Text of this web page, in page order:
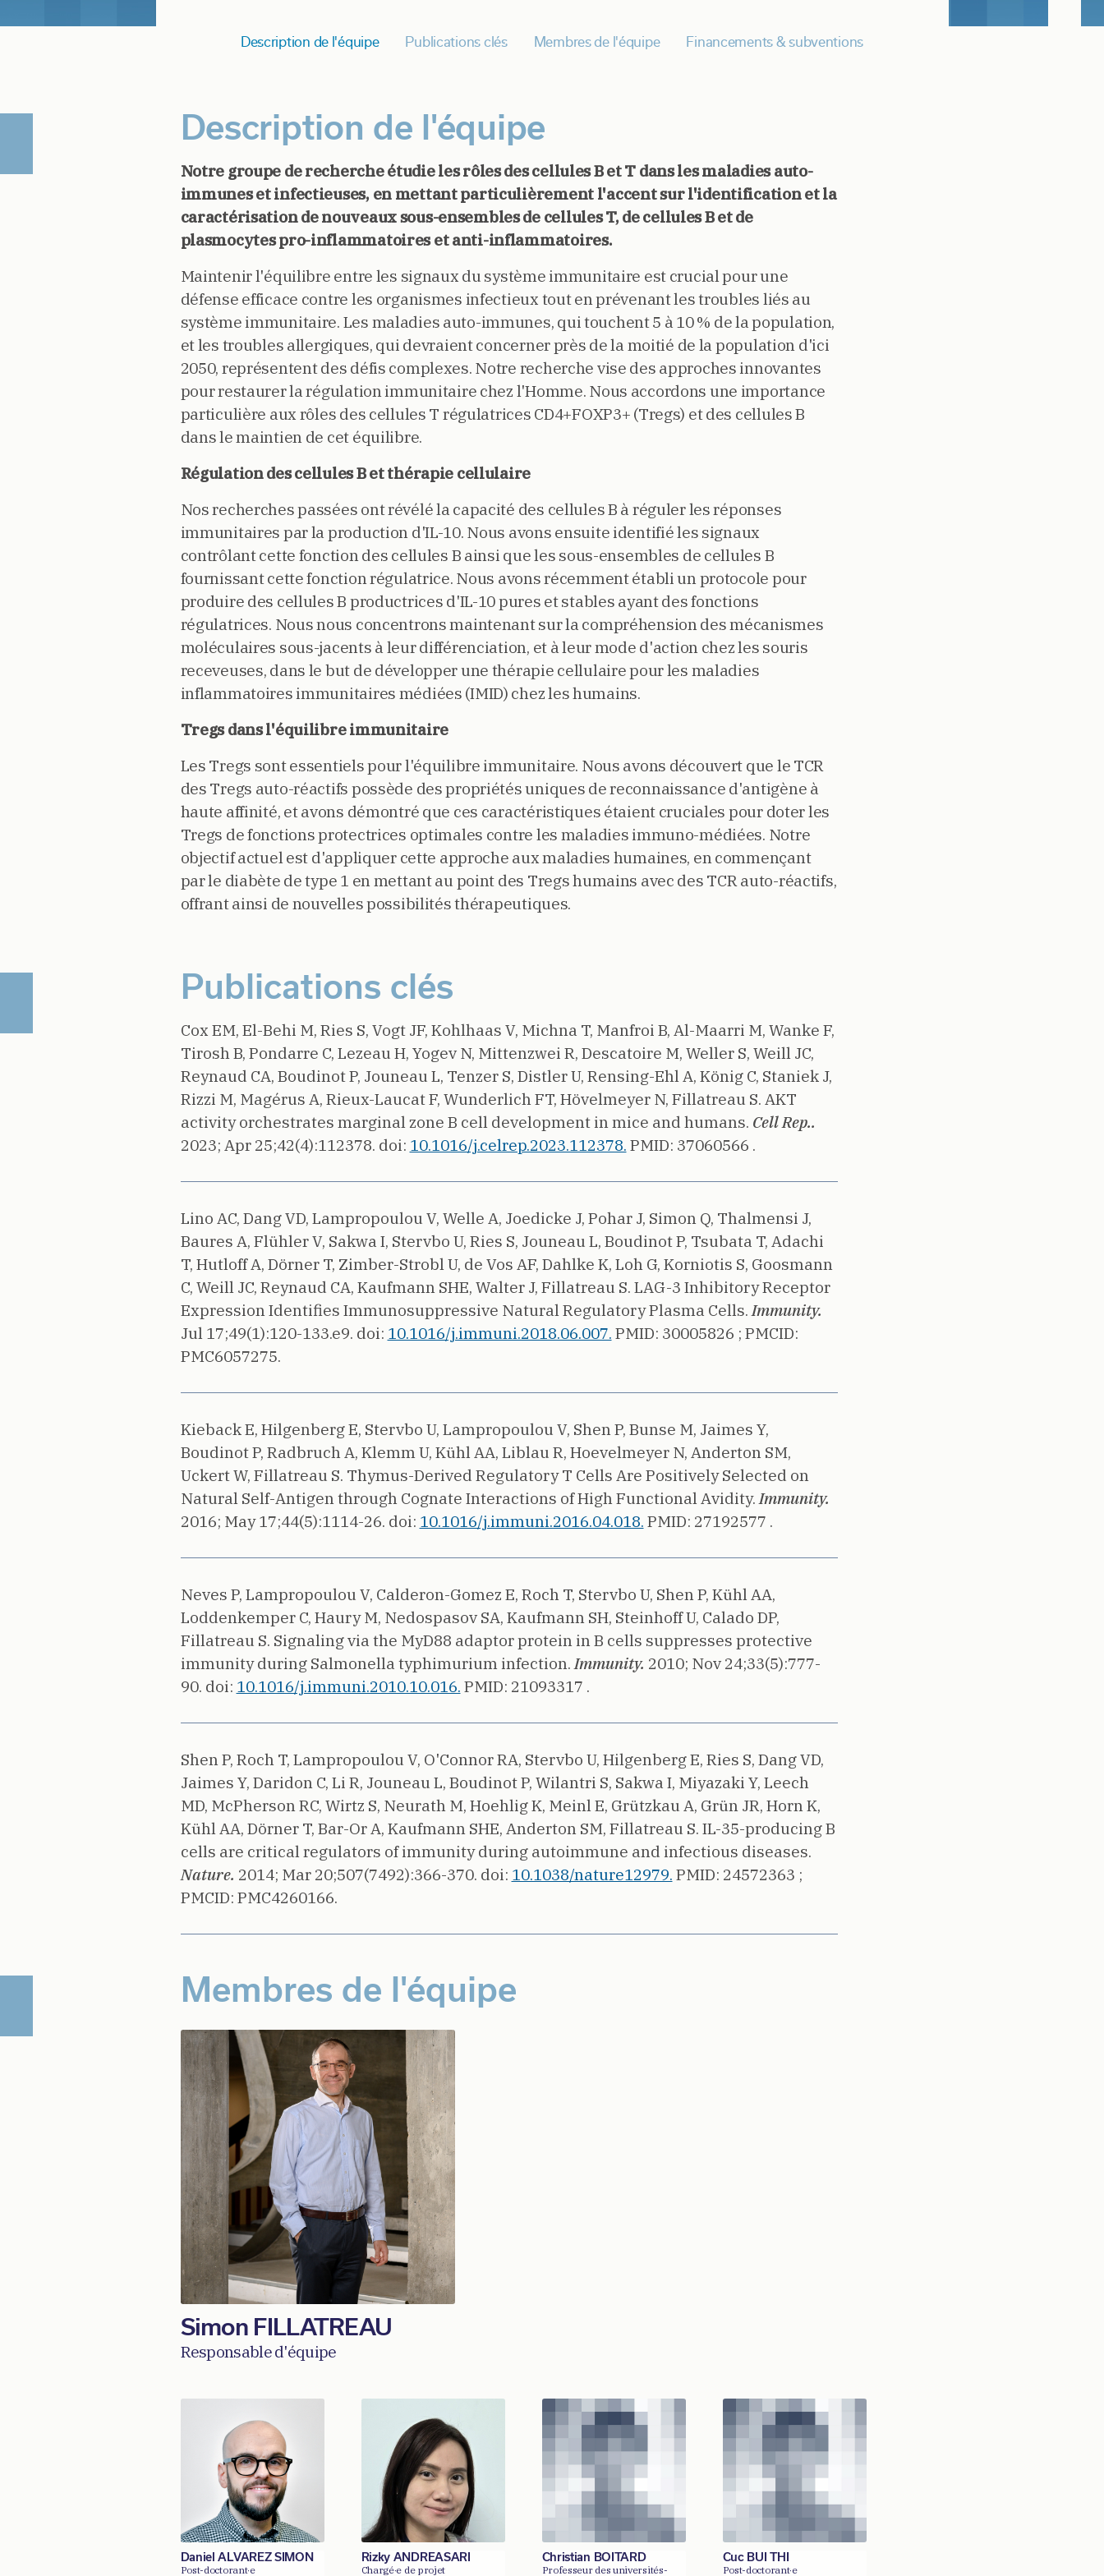
Description de l'équipe Publications clés Membres de l'équipe Financements & subventions
Description de l'équipe
Notre groupe de recherche étudie les rôles des cellules B et T dans les maladies auto-
immunes et infectieuses, en mettant particulièrement l'accent sur l'identification et la
caractérisation de nouveaux sous-ensembles de cellules T, de cellules B et de
plasmocytes pro-inflammatoires et anti-inflammatoires.
Maintenir l'équilibre entre les signaux du système immunitaire est crucial pour une
défense efficace contre les organismes infectieux tout en prévenant les troubles liés au
système immunitaire. Les maladies auto-immunes, qui touchent 5 à 10 % de la population,
et les troubles allergiques, qui devraient concerner près de la moitié de la population d'ici
2050, représentent des défis complexes. Notre recherche vise des approches innovantes
pour restaurer la régulation immunitaire chez l'Homme. Nous accordons une importance
particulière aux rôles des cellules T régulatrices CD4+FOXP3+ (Tregs) et des cellules B
dans le maintien de cet équilibre.
Régulation des cellules B et thérapie cellulaire
Nos recherches passées ont révélé la capacité des cellules B à réguler les réponses
immunitaires par la production d'IL-10. Nous avons ensuite identifié les signaux
contrôlant cette fonction des cellules B ainsi que les sous-ensembles de cellules B
fournissant cette fonction régulatrice. Nous avons récemment établi un protocole pour
produire des cellules B productrices d'IL-10 pures et stables ayant des fonctions
régulatrices. Nous nous concentrons maintenant sur la compréhension des mécanismes
moléculaires sous-jacents à leur différenciation, et à leur mode d'action chez les souris
receveuses, dans le but de développer une thérapie cellulaire pour les maladies
inflammatoires immunitaires médiées (IMID) chez les humains.
Tregs dans l'équilibre immunitaire
Les Tregs sont essentiels pour l'équilibre immunitaire. Nous avons découvert que le TCR
des Tregs auto-réactifs possède des propriétés uniques de reconnaissance d'antigène à
haute affinité, et avons démontré que ces caractéristiques étaient cruciales pour doter les
Tregs de fonctions protectrices optimales contre les maladies immuno-médiées. Notre
objectif actuel est d'appliquer cette approche aux maladies humaines, en commençant
par le diabète de type 1 en mettant au point des Tregs humains avec des TCR auto-réactifs,
offrant ainsi de nouvelles possibilités thérapeutiques.
Publications clés
Cox EM, El-Behi M, Ries S, Vogt JF, Kohlhaas V, Michna T, Manfroi B, Al-Maarri M, Wanke F,
Tirosh B, Pondarre C, Lezeau H, Yogev N, Mittenzwei R, Descatoire M, Weller S, Weill JC,
Reynaud CA, Boudinot P, Jouneau L, Tenzer S, Distler U, Rensing-Ehl A, König C, Staniek J,
Rizzi M, Magérus A, Rieux-Laucat F, Wunderlich FT, Hövelmeyer N, Fillatreau S. AKT
activity orchestrates marginal zone B cell development in mice and humans. Cell Rep..
2023; Apr 25;42(4):112378. doi: 10.1016/j.celrep.2023.112378. PMID: 37060566 .
Lino AC, Dang VD, Lampropoulou V, Welle A, Joedicke J, Pohar J, Simon Q, Thalmensi J,
Baures A, Flühler V, Sakwa I, Stervbo U, Ries S, Jouneau L, Boudinot P, Tsubata T, Adachi
T, Hutloff A, Dörner T, Zimber-Strobl U, de Vos AF, Dahlke K, Loh G, Korniotis S, Goosmann
C, Weill JC, Reynaud CA, Kaufmann SHE, Walter J, Fillatreau S. LAG-3 Inhibitory Receptor
Expression Identifies Immunosuppressive Natural Regulatory Plasma Cells.Immunity.
Jul 17;49(1):120-133.e9. doi: 10.1016/j.immuni.2018.06.007. PMID: 30005826 ; PMCID:
PMC6057275.
Kieback E, Hilgenberg E, Stervbo U, Lampropoulou V, Shen P, Bunse M, Jaimes Y,
Boudinot P, Radbruch A, Klemm U, Kühl AA, Liblau R, Hoevelmeyer N, Anderton SM,
Uckert W, Fillatreau S. Thymus-Derived Regulatory T Cells Are Positively Selected on
Natural Self-Antigen through Cognate Interactions of High Functional Avidity.Immunity.
2016; May 17;44(5):1114-26. doi: 10.1016/j.immuni.2016.04.018. PMID: 27192577 .
Neves P, Lampropoulou V, Calderon-Gomez E, Roch T, Stervbo U, Shen P, Kühl AA,
Loddenkemper C, Haury M, Nedospasov SA, Kaufmann SH, Steinhoff U, Calado DP,
Fillatreau S. Signaling via the MyD88 adaptor protein in B cells suppresses protective
immunity during Salmonella typhimurium infection.Immunity. 2010; Nov 24;33(5):777-
90. doi: 10.1016/j.immuni.2010.10.016. PMID: 21093317 .
Shen P, Roch T, Lampropoulou V, O'Connor RA, Stervbo U, Hilgenberg E, Ries S, Dang VD,
Jaimes Y, Daridon C, Li R, Jouneau L, Boudinot P, Wilantri S, Sakwa I, Miyazaki Y, Leech
MD, McPherson RC, Wirtz S, Neurath M, Hoehlig K, Meinl E, Grützkau A, Grün JR, Horn K,
Kühl AA, Dörner T, Bar-Or A, Kaufmann SHE, Anderton SM, Fillatreau S. IL-35-producing B
cells are critical regulators of immunity during autoimmune and infectious diseases.
Nature. 2014; Mar 20;507(7492):366-370. doi: 10.1038/nature12979. PMID: 24572363 ;
PMCID: PMC4260166.
Simon FILLATREAU
Responsable d'équipe
Daniel ALVAREZ SIMON
Post-doctorant·e
Rizky ANDREASARI
Chargé·e de projet
Christian BOITARD
Professeur des universités-
Cuc BUI THI
Post-doctorant·e